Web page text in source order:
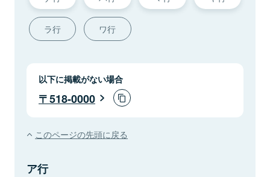
ラ行 ワ行
以下に掲載がない場合
518-0000
このページの先頭に戻る
ア行